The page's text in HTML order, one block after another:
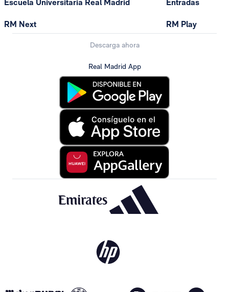
Escuela Universitaria Real Madrid
RM Next
Entradas
RM Play
Descarga ahora
Real Madrid App